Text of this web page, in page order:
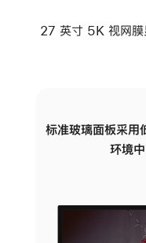
27 英寸 5K 视网膜
标准玻璃面板采用
环境中